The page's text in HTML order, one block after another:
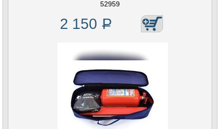
52959
2 150 Р